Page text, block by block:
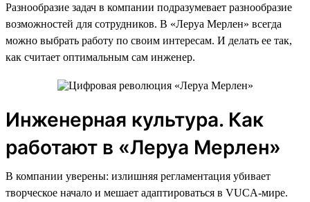
Разнообразие задач в компании подразумевает разнообразие
возможностей для сотрудников. В «Леруа Мерлен» всегда
можно выбрать работу по своим интересам. И делать ее так,
как считает оптимальным сам инженер.
Инженерная культура. Как
работают в «Леруа Мерлен»
В компании уверены: излишняя регламентация убивает
творческое начало и мешает адаптироваться в VUCA-мире.